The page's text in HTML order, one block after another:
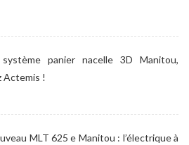
panier nacelle 3D Manitou,
Actemis !
MLT 625 e Manitou : l’électrique à